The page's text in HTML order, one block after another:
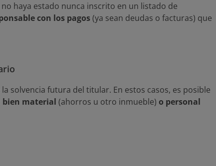
haya estado nunca inscrito en un listado de
con los pagos(ya sean deudas o facturas) que
solvencia futura del titular. En estos casos, es posible
bien material (ahorros u otro inmueble) o personal